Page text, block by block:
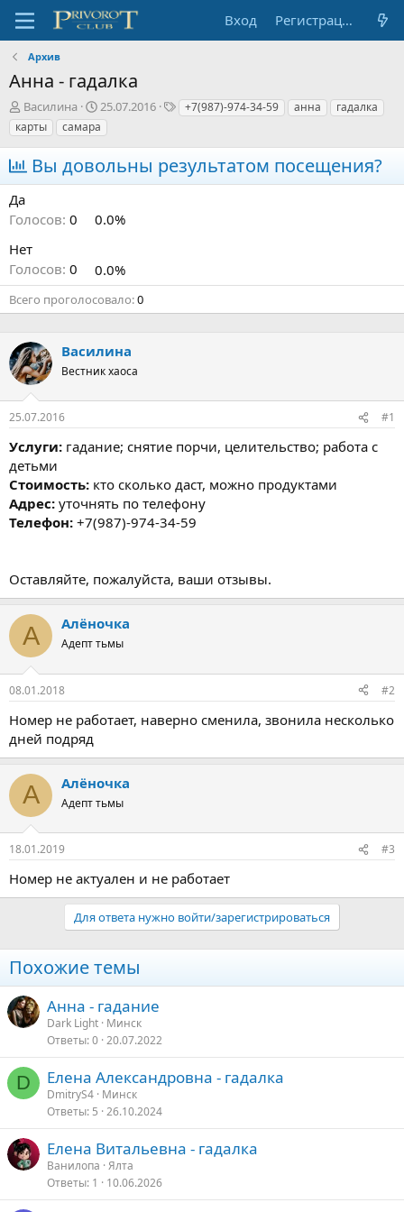
Вход Регистрация
Архив
Анна - гадалка
А
в
т
р
т
е
м
Василина
Д
а
т
н
а
а
25.07.2016
Т+7(987)-974-34-59 анна
гадалка
карты
самара
Вы довольны результатом посещения?
Да
Голосов: 0
0.0%
Нет
Голосов: 0 0.0%
Всего проголосовало 0
Василина
Вестник хаоса
25.07.2016 #1
Услуги: гадание; снятие порчи, целительство; работа с
детьми
Стоимость: кто сколько даст, можно продуктами
Адрес: уточнять по телефону
Телефон: +7(987)-974-34-59
Оставляйте, пожалуйста, ваши отзывы.
А Алёночка
Адепт тьмы
08.01.2018 #2
Номер не работает, наверно сменила, звонила несколько
дней подряд
А Алёночка
Адепт тьмы
18.01.2019 #3
Номер не актуален и не работает
Для ответа нужно войти/зарегистрироваться
Похожие темы
Анна - гадание
Dark Light Минск
Ответы 0 20.07.2022
D Елена Александровна - гадалка
DmitryS4 Минск
Ответы 5 26.10.2024
Елена Витальевна - гадалка
Ванилопа Ялта
Ответы 1 10.06.2026